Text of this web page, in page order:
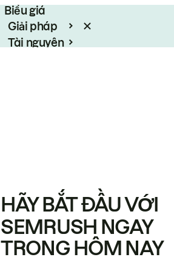
Biểu giá
Giải pháp
Tài nguyên
HÃY BẮT ĐẦU VỚI
SEMRUSH NGAY
TRONG HÔM NAY